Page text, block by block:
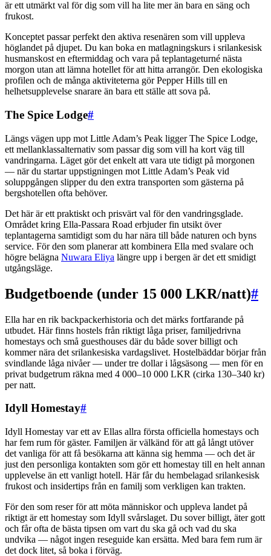
är ett utmärkt val för dig som vill ha lite mer än bara en säng och
frukost.
Konceptet passar perfekt den aktiva resenären som vill uppleva
höglandet på djupet. Du kan boka en matlagningskurs i srilankesisk
husmanskost en eftermiddag och vara på teplantageturné nästa
morgon utan att lämna hotellet för att hitta arrangör. Den ekologiska
profilen och de många aktiviteterna gör Pepper Hills till en
helhetsupplevelse snarare än bara ett ställe att sova på.
The Spice Lodge#
Längs vägen upp mot Little Adam’s Peak ligger The Spice Lodge,
ett mellanklassalternativ som passar dig som vill ha kort väg till
vandringarna. Läget gör det enkelt att vara ute tidigt på morgonen
— när du startar uppstigningen mot Little Adam’s Peak vid
soluppgången slipper du den extra transporten som gästerna på
bergshotellen ofta behöver.
Det här är ett praktiskt och prisvärt val för den vandringsglade.
Området kring Ella-Passara Road erbjuder fin utsikt över
teplantagerna samtidigt som du har nära till både naturen och byns
service. För den som planerar att kombinera Ella med svalare och
högre belägna Nuwara Eliya längre upp i bergen är det ett smidigt
utgångsläge.
Budgetboende (under 15 000 LKR/natt)#
Ella har en rik backpackerhistoria och det märks fortfarande på
utbudet. Här finns hostels från riktigt låga priser, familjedrivna
homestays och små guesthouses där du både sover billigt och
kommer nära det srilankesiska vardagslivet. Hostelbäddar börjar från
svindlande låga nivåer — under tre dollar i lågsäsong — men för en
privat budgetrum räkna med 4 000–10 000 LKR (cirka 130–340 kr)
per natt.
Idyll Homestay#
Idyll Homestay var ett av Ellas allra första officiella homestays och
har fem rum för gäster. Familjen är välkänd för att gå långt utöver
det vanliga för att få besökarna att känna sig hemma — och det är
just den personliga kontakten som gör ett homestay till en helt annan
upplevelse än ett vanligt hotell. Här får du hembelagad srilankesisk
frukost och insidertips från en familj som verkligen kan trakten.
För den som reser för att möta människor och uppleva landet på
riktigt är ett homestay som Idyll svårslaget. Du sover billigt, äter gott
och får ofta de bästa tipsen om vart du ska gå och vad du ska
undvika — något ingen reseguide kan ersätta. Med bara fem rum är
det dock litet, så boka i förväg.